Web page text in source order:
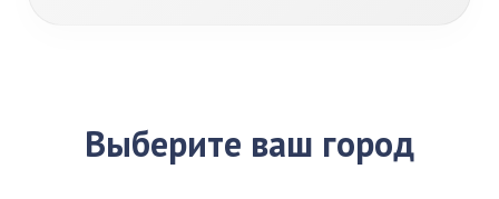
Выберите ваш город